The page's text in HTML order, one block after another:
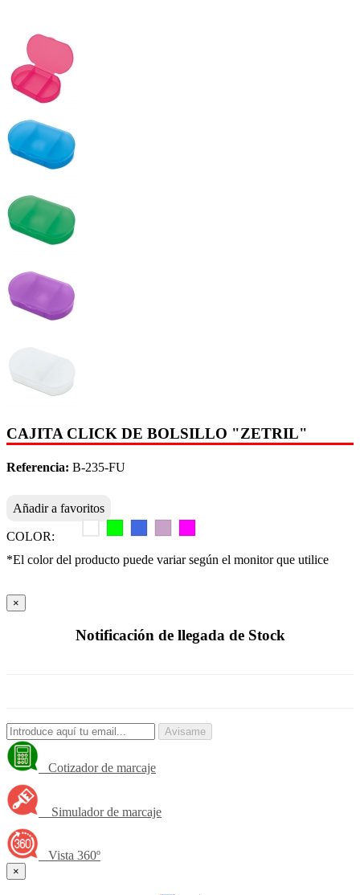
CAJITA CLICK DE BOLSILLO "ZETRIL"
Referencia: B-235-FU
Añadir a favoritos
COLOR:
*El color del producto puede variar según el monitor que utilice
×
Notificación de llegada de Stock
Avisame
Cotizador de marcaje
Simulador de marcaje
Vista 360º
×